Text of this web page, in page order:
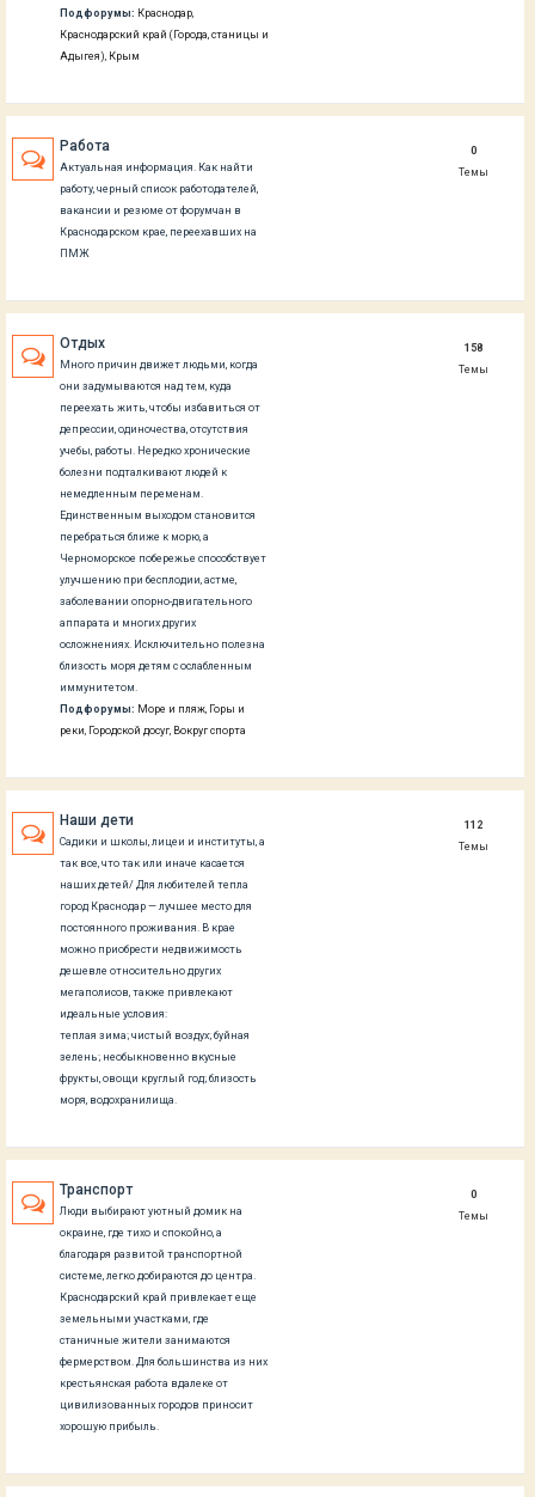
Подфорумы: Краснодар,
Краснодарский край (Города, станицы и
Адыгея), Крым
Работа
Актуальная информация. Как найти
работу, черный список работодателей,
вакансии и резюме от форумчан в
Краснодарском крае, переехавших на
ПМЖ
0
Темы
Отдых
Много причин движет людьми, когда
они задумываются над тем, куда
переехать жить, чтобы избавиться от
депрессии, одиночества, отсутствия
учебы, работы. Нередко хронические
болезни подталкивают людей к
немедленным переменам.
Единственным выходом становится
перебраться ближе к морю, а
Черноморское побережье способствует
улучшению при бесплодии, астме,
заболевании опорно-двигательного
аппарата и многих других
осложнениях. Исключительно полезна
близость моря детям с ослабленным
иммунитетом.
Подфорумы: Море и пляж, Горы и
реки, Городской досуг, Вокруг спорта
158
Темы
Наши дети
Садики и школы, лицеи и институты, а
так все, что так или иначе касается
наших детей/ Для любителей тепла
город Краснодар — лучшее место для
постоянного проживания. В крае
можно приобрести недвижимость
дешевле относительно других
мегаполисов, также привлекают
идеальные условия:
теплая зима; чистый воздух; буйная
зелень; необыкновенно вкусные
фрукты, овощи круглый год; близость
моря, водохранилища.
112
Темы
Транспорт
Люди выбирают уютный домик на
окраине, где тихо и спокойно, а
благодаря развитой транспортной
системе, легко добираются до центра.
Краснодарский край привлекает еще
земельными участками, где
станичные жители занимаются
фермерством. Для большинства из них
крестьянская работа вдалеке от
цивилизованных городов приносит
хорошую прибыль.
0
Темы